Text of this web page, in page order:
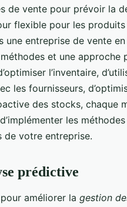
de vente pour prévoir la
flexible pour les produits
entreprise de vente
et une approche
l’inventaire,
les fournisseurs,
des stocks, chaque
les
de votre entreprise.
prédictive
améliorer la gestion